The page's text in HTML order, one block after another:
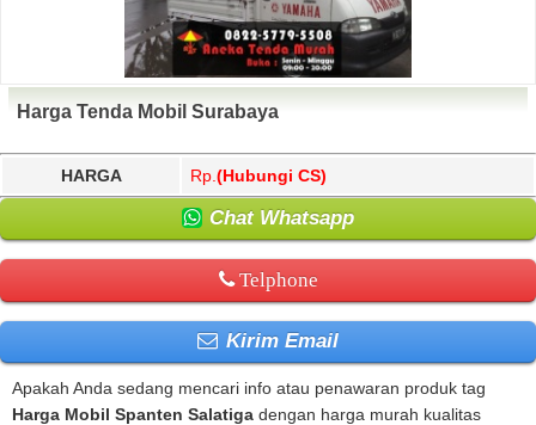
Harga Tenda Mobil Surabaya
HARGA Rp. (Hubungi CS)
Chat Whatsapp
Telphone
Kirim Email
Apakah Anda sedang mencari info atau penawaran produk tag
Harga Mobil Spanten Salatiga dengan harga murah kualitas